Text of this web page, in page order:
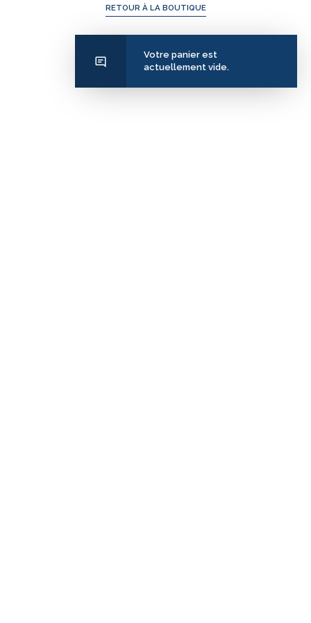
RETOUR À LA BOUTIQUE
Votre panier est
actuellement vide.